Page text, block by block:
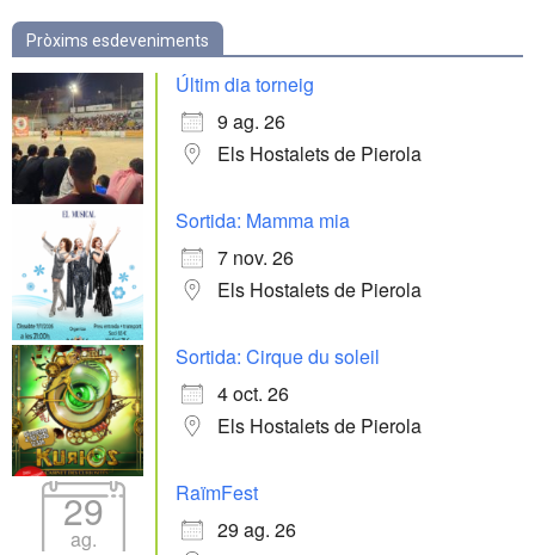
Pròxims esdeveniments
Últim dia torneig
9 ag. 26
Els Hostalets de Pierola
Sortida: Mamma mia
7 nov. 26
Els Hostalets de Pierola
Sortida: Cirque du soleil
4 oct. 26
Els Hostalets de Pierola
29
ag.
RaïmFest
29 ag. 26